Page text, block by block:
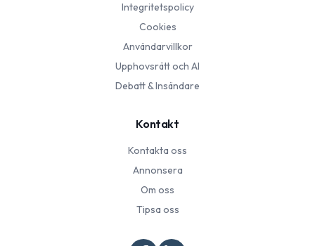
Integritetspolicy
Cookies
Användarvillkor
Upphovsrätt och AI
Debatt & Insändare
Kontakt
Kontakta oss
Annonsera
Om oss
Tipsa oss